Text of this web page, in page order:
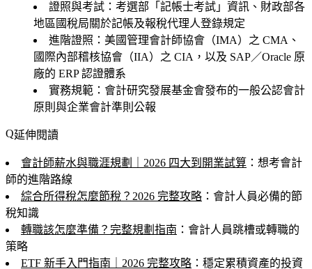
證照與考試：考選部「記帳士考試」資訊、財政部各
地區國稅局關於記帳及報稅代理人登錄規定
進階證照：美國管理會計師協會（IMA）之 CMA、
國際內部稽核協會（IIA）之 CIA，以及 SAP／Oracle 原
廠的 ERP 認證體系
實務規範：會計研究發展基金會發布的一般公認會計
原則與企業會計準則公報
延伸閱讀
會計師薪水與職涯規劃｜2026 四大到開業試算 ：想考會計
師的進階路線
綜合所得稅怎麼節稅？2026 完整攻略 ：會計人員必備的節
稅知識
轉職該怎麼準備？完整規劃指南 ：會計人員跳槽或轉職的
策略
ETF 新手入門指南｜2026 完整攻略 ：穩定累積資產的投資